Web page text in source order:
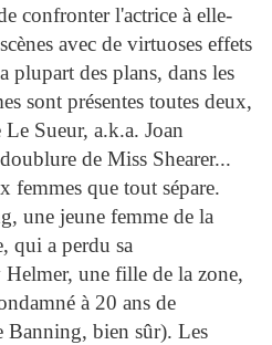
confronter l'actrice à elle-
avec de virtuoses effets
plupart des plans, dans les
sont présentes toutes deux,
Sueur, a.k.a. Joan
de Miss Shearer...
femmes que tout sépare.
une jeune femme de la
qui a perdu sa
une fille de la zone,
à 20 ans de
Banning, bien sûr). Les